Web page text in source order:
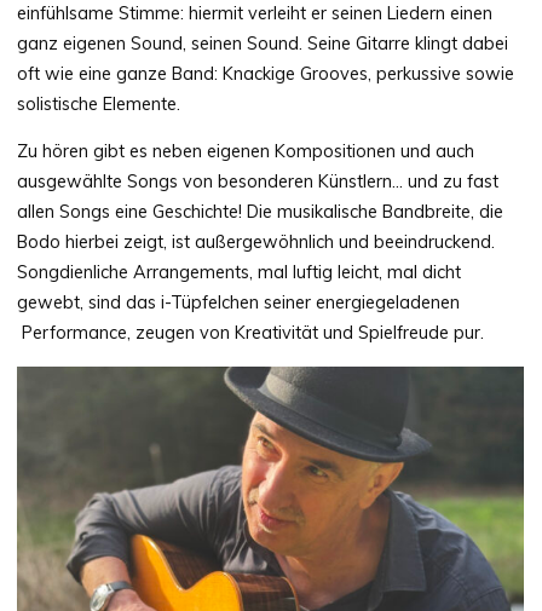
einfühlsame Stimme: hiermit verleiht er seinen Liedern einen
ganz eigenen Sound, seinen Sound. Seine Gitarre klingt dabei
oft wie eine ganze Band: Knackige Grooves, perkussive sowie
solistische Elemente.
Zu hören gibt es neben eigenen Kompositionen und auch
ausgewählte Songs von besonderen Künstlern… und zu fast
allen Songs eine Geschichte! Die musikalische Bandbreite, die
Bodo hierbei zeigt, ist außergewöhnlich und beeindruckend.
Songdienliche Arrangements, mal luftig leicht, mal dicht
gewebt, sind das i-Tüpfelchen seiner energiegeladenen
Performance, zeugen von Kreativität und Spielfreude pur.